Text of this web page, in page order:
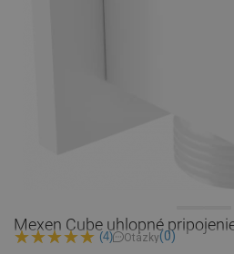
Mexen Cube uhlopné
(4) Otázky(0)